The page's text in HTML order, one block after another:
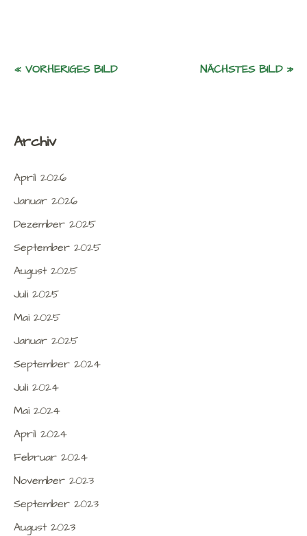
« VORHERIGES BILD NÄCHSTES BILD »
Archiv
April 2026
Januar 2026
Dezember 2025
September 2025
August 2025
Juli 2025
Mai 2025
Januar 2025
September 2024
Juli 2024
Mai 2024
April 2024
Februar 2024
November 2023
September 2023
August 2023